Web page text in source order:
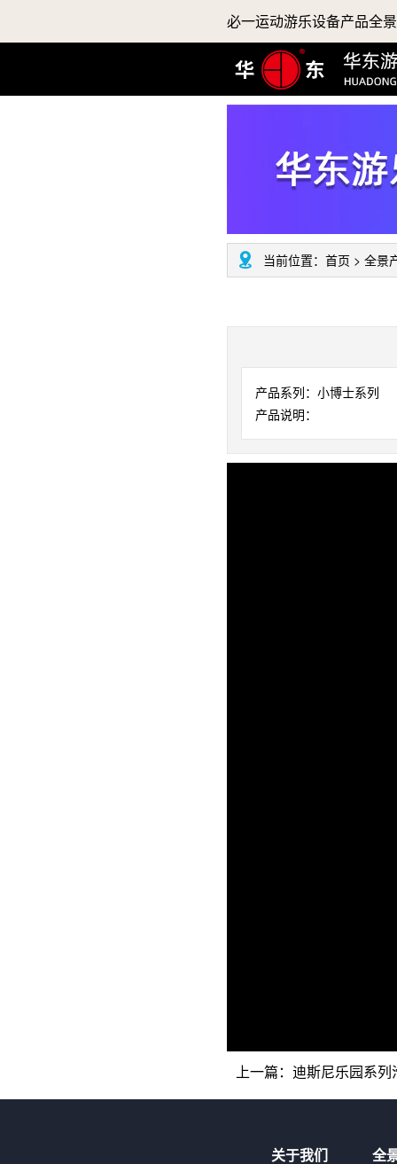
必一运动游乐设备产品全
当前位置： 首页 > 全景
产品系列：小博士系
产品说明：
上一篇： 迪斯尼乐园系列
关于我们 全